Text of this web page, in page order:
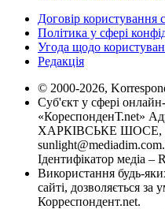
Договір користування
Політика у сфері
Угода щодо
Редакція
© 2000-2026,
Суб'єкт у сфері
«КореспонденТ.net»
ХАРКІВСЬКЕ ШОСЕ,
Ідентифікатор медіа –
Використання будь-
сайті, дозволяється
Корреспондент.net.